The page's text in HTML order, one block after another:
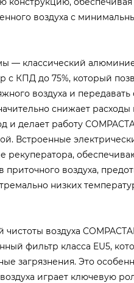
воздуха с
— классический
с КПД до 75%, который
воздуха и
снижает расходы
и делает работу
Встроенные
рекуператора,
воздуха,
низких
воздуха
фильтр класса EU5,
загрязнения. Это
играет ключевую